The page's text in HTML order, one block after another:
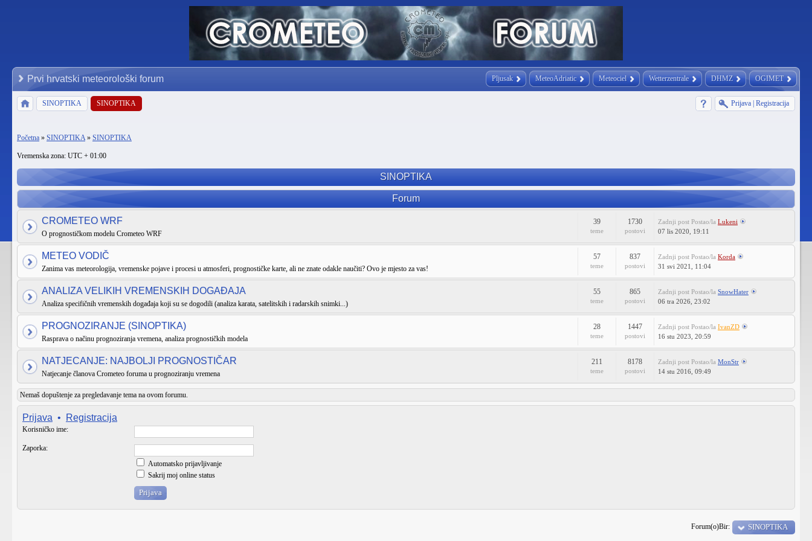
Pljusak MeteoAdriatic Meteociel Wetterzentrale DHMZ OGIMET
Prvi hrvatski meteorološki forum
SINOPTIKA SINOPTIKA Prijava Registracija
Početna » SINOPTIKA» SINOPTIKA
Vremenska zona: UTC + 01:00
SINOPTIKA
Forum
CROMETEO WRF
O prognostičkom modelu Crometeo WRF
39
teme
1730
postovi
Zadnji post Postao/la Lukeni
07 lis 2020, 19:11
METEO VODIČ
Zanima vas meteorologija, vremenske pojave i procesi u atmosferi, prognostičke karte, ali ne znate odakle naučiti? Ovo je mjesto za vas!
57
teme
837
postovi
Zadnji post Postao/la Korda
31 svi 2021, 11:04
ANALIZA VELIKIH VREMENSKIH DOGAĐAJA
Analiza specifičnih vremenskih događaja koji su se dogodili (analiza karata, satelitskih i radarskih snimki...)
55
teme
865
postovi
Zadnji post Postao/la SnowHater
06 tra 2026, 23:02
PROGNOZIRANJE (SINOPTIKA)
Rasprava o načinu prognoziranja vremena, analiza prognostičkih modela
28
teme
1447
postovi
Zadnji post Postao/la IvanZD
16 stu 2023, 20:59
NATJECANJE: NAJBOLJI PROGNOSTIČAR
Natjecanje članova Crometeo foruma u prognoziranju vremena
211
teme
8178
postovi
Zadnji post Postao/la MonStr
14 stu 2016, 09:49
Nemaš dopuštenje za pregledavanje tema na ovom forumu.
Prijava • Registracija
Korisničko ime:
Zaporka:
Automatsko prijavljivanje
Sakrij moj online status
Forum(o)Bir: SINOPTIKA